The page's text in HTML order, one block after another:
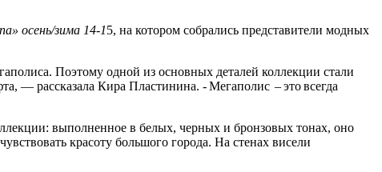
осень/зима 14-15, на котором собрались представители модных
Поэтому одной из основных деталей коллекции стали
— рассказала Кира Пластинина. - Мегаполис – это всегда
выполненное в белых, черных и бронзовых тонах, оно
красоту большого города. На стенах висели